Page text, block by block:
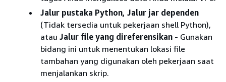
Jalur pustaka Python, Jalur jar dependen
(Tidak tersedia untuk pekerjaan shell Python),
atau Jalur file yang direferensikan - Gunakan
bidang ini untuk menentukan lokasi file
tambahan yang digunakan oleh pekerjaan saat
menjalankan skrip.